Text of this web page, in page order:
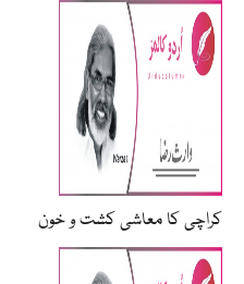
کراچی کا معاشی کشت و خون